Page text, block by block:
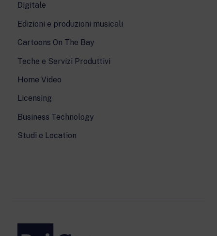
Digitale
Edizioni e produzioni musicali
Cartoons On The Bay
Teche e Servizi Produttivi
Home Video
Licensing
Business Technology
Studi e Location